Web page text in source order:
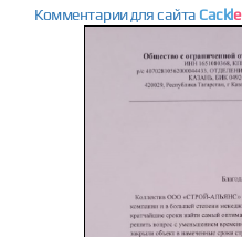
Комментарии для сайта Cackle